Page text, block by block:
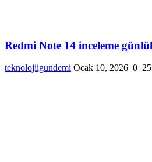
Redmi Note 14 inceleme
teknolojiigundemi Ocak 10, 2026 0 25